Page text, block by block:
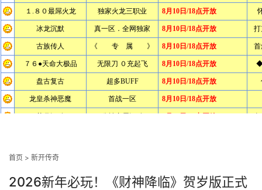
首页 > 新开传奇
2026新年必玩！《财神降临》贺岁版正式